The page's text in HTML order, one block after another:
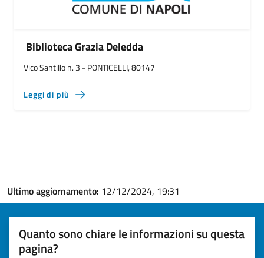
Biblioteca Grazia Deledda
Vico Santillo n. 3 - PONTICELLI, 80147
Leggi di più
Ultimo aggiornamento: 12/12/2024, 19:31
Quanto sono chiare le informazioni su questa
pagina?